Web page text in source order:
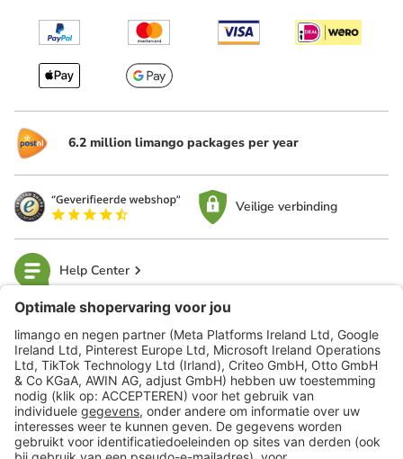
6.2 million limango packages per year
Veilige verbinding
Help Center
limango
Veilig winkelen
Klantenservice
Shop